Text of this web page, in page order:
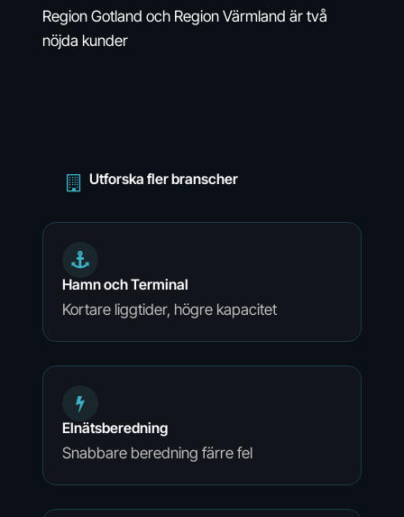
information eller en kostnadsfri
demonstration.
Region Gotland och Region Värmland är två
nöjda kunder
Utforska fler branscher
Hamn och Terminal
Kortare liggtider, högre kapacitet
Elnätsberedning
Snabbare beredning färre fel